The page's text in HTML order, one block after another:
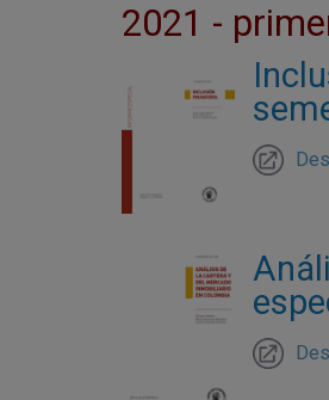
2021 -